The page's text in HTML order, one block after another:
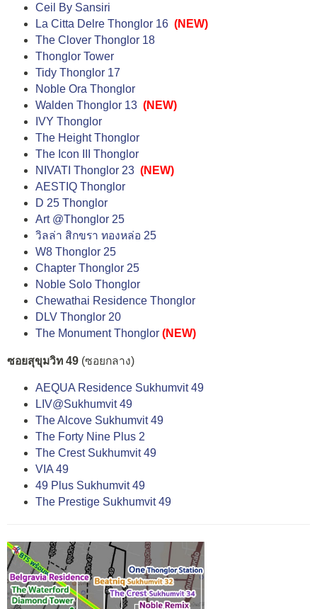
Ceil By Sansiri
La Citta Delre Thonglor 16 (NEW)
The Clover Thonglor 18
Thonglor Tower
Tidy Thonglor 17
Noble Ora Thonglor
Walden Thonglor 13 (NEW)
IVY Thonglor
The Height Thonglor
The Icon III Thonglor
NIVATI Thonglor 23 (NEW)
AESTIQ Thonglor
D 25 Thonglor
Art @Thonglor 25
วิลล่า สิกขรา ทองหล่อ 25
W8 Thonglor 25
Chapter Thonglor 25
Noble Solo Thonglor
Chewathai Residence Thonglor
DLV Thonglor 20
The Monument Thonglor (NEW)
ซอยสุขุมวิท 49 (ซอยกลาง)
AEQUA Residence Sukhumvit 49
LIV@Sukhumvit 49
The Alcove Sukhumvit 49
The Forty Nine Plus 2
The Crest Sukhumvit 49
VIA 49
49 Plus Sukhumvit 49
The Prestige Sukhumvit 49